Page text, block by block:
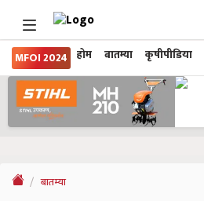
MFOI 2024 होम बातम्या कृषीपीडिया
बातम्या